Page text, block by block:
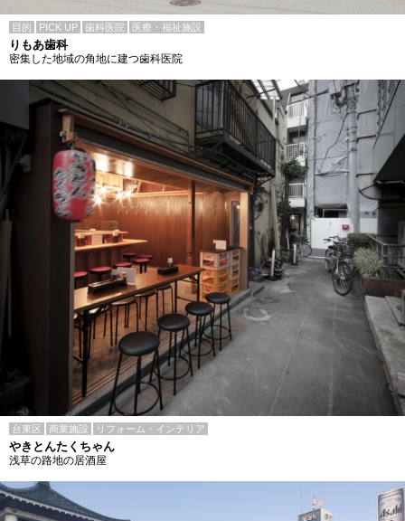
目的 PICK UP 歯科医院 医療・福祉施設
りもあ歯科
密集した地域の角地に建つ歯科医院
台東区 商業施設 リフォーム・インテリア
やきとんたくちゃん
浅草の路地の居酒屋